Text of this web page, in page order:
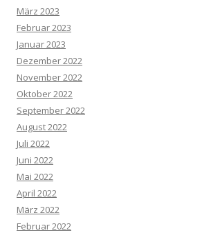
März 2023
Februar 2023
Januar 2023
Dezember 2022
November 2022
Oktober 2022
September 2022
August 2022
Juli 2022
Juni 2022
Mai 2022
April 2022
März 2022
Februar 2022